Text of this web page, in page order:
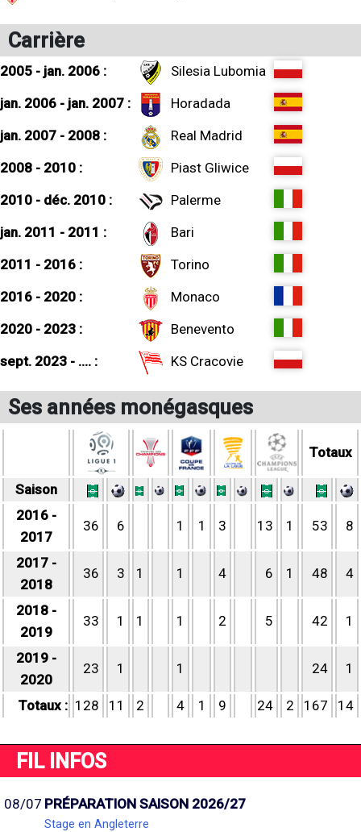
Carrière
2005 - jan. 2006 :
Silesia Lubomia
jan. 2006 - jan. 2007 :
Horadada
jan. 2007 - 2008 :
Real Madrid
2008 - 2010 :
Piast Gliwice
2010 - déc. 2010 :
Palerme
jan. 2011 - 2011 :
Bari
2011 - 2016 :
Torino
2016 - 2020 :
Monaco
2020 - 2023 :
Benevento
sept. 2023 - .... :
KS Cracovie
Ses années monégasques
Totaux
Saison
2016 -
2017
36 6 1 1 3 13 1 53 8
2017 -
2018
36 3 1 1 4 6 1 48 4
2018 -
2019
33 1 1 1 2 5 42 1
2019 -
2020
23 1 1 24 1
Totaux : 128 11 2 4 1 9 24 2 167 14
FIL INFOS
08/07 PRÉPARATION SAISON 2026/27
Stage en Angleterre